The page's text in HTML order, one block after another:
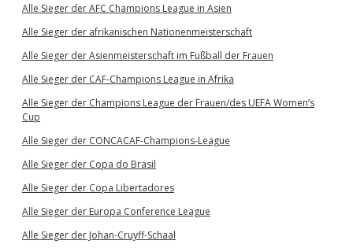
Alle Sieger der AFC Champions League in Asien
Alle Sieger der afrikanischen Nationenmeisterschaft
Alle Sieger der Asienmeisterschaft im Fußball der Frauen
Alle Sieger der CAF-Champions League in Afrika
Alle Sieger der Champions League der Frauen/des UEFA Women’s
Cup
Alle Sieger der CONCACAF-Champions-League
Alle Sieger der Copa do Brasil
Alle Sieger der Copa Libertadores
Alle Sieger der Europa Conference League
Alle Sieger der Johan-Cruyff-Schaal